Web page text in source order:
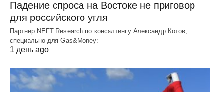
Падение спроса на Востоке не приговор
для российского угля
Партнер NEFT Research по консалтингу Александр Котов,
специально для Gas&Money:
1 день ago